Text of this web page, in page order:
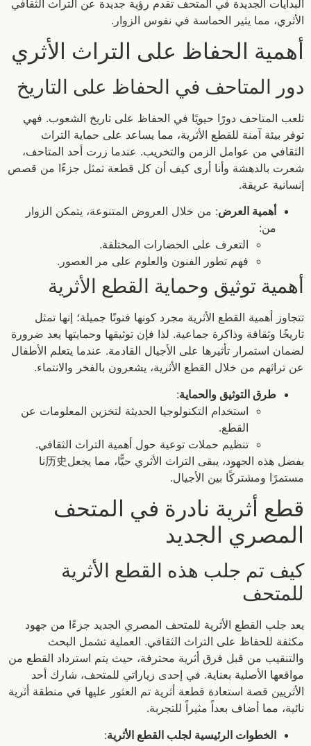
البدايات الجديدة في المتحف تقدم رؤية جديدة عن التراث الثقافي
الأثري، مما يثير الحماسة في نفوس الزوار.
أهمية الحفاظ على التراث الأثري
دور المتاحف في الحفاظ على التاريخ
تلعب المتاحف دورًا حيويًا في الحفاظ على تاريخ الشعوب. فهي
توفر بيئة آمنة للقطع الأثرية، مما يساعد على حماية التراث
الثقافي من عوامل الزمن والتخريب. عندما زرت أحد المتاحف،
شعرت بالدهشة وأنا أرى كيف أن كل قطعة تمثل جزءًا من قصص
إنسانية عريقة.
أهمية العرض: من خلال العروض المتنوعة، يتمكن الزوار
من:
التعرف على الحضارات المختلفة.
فهم تطور الفنون والعلوم على مر العصور.
أهمية توثيق وحماية القطع الأثرية
تتجاوز أهمية القطع الأثرية مجرد كونها فنونًا جميلة؛ إنها تمثل
تاريخًا وثقافة وذاكرة جماعية. لذا فإن توثيقها وحمايتها يعد ضرورة
لضمان استمرار تأثيرها على الأجيال القادمة. عندما يتعلم الأطفال
عن تراثهم من خلال القطع الأثرية، يشعرون بالفخر والانتماء.
طرق التوثيق والحماية:
استخدام التكنولوجيا الحديثة لتخزين المعلومات عن
القطع.
تنظيم حملات توعية حول أهمية التراث الثقافي.
بفضل هذه الجهود، يبقى التراث الأثري حيًّا، مما يجعل历史نا
مستمرًا ومشتركًا بين الأجيال.
قطع أثرية نادرة في المتحف
المصري الجديد
كيف تم جلب هذه القطع الأثرية
للمتحف
يعد جلب القطع الأثرية للمتحف المصري الجديد جزءًا من جهود
مكثفة للحفاظ على التراث الثقافي. العملية تشمل البحث
والتنقيب من قبل فرق أثرية محترفة، حيث يتم استرداد القطع من
مواقعها الأصلية بعناية. في إحدى زياراتي للمتحف، شارك أحد
الأثريين قصة استعادة قطعة أثرية تم العثور عليها في منطقة أثرية
نائية، مما أضاف بعداً مثيراً للتجربة.
الخطوات الرئيسية لجلب القطع الأثرية: